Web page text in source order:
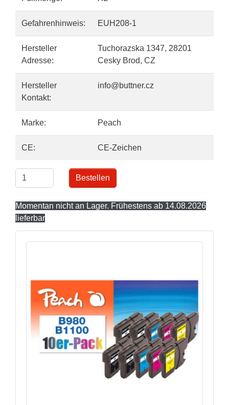
Gefahrenhinweis: EUH208-1
Hersteller
Adresse:
Tuchorazska 1347, 28201
Cesky Brod, CZ
Hersteller
Kontakt:
info@buttner.cz
Marke: Peach
CE: CE-Zeichen
Bestellen
Momentan nicht an Lager. Frühestens ab 14.08.2026
lieferbar